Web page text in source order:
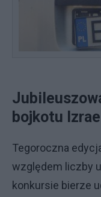
bojkotu
Tegoroczna
względem liczby
konkursie bierze